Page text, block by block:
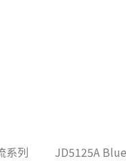
JD5125A Bluetooth 75W 6.3A 220-240VAC DIP